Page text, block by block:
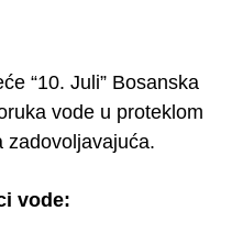
“10. Juli” Bosanska
vode u proteklom
zadovoljavajuća.
vode: